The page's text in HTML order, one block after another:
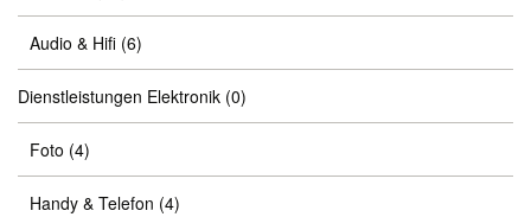
Audio & Hifi (6)
Dienstleistungen Elektronik (0)
Foto (4)
Handy & Telefon (4)